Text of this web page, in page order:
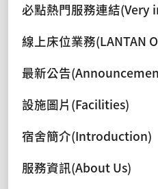
必點熱門服務連結
線上床位業務(LANTAN
最新公告
設施圖片(Facilities)
宿舍簡介(Introduction)
服務資訊(About Us)